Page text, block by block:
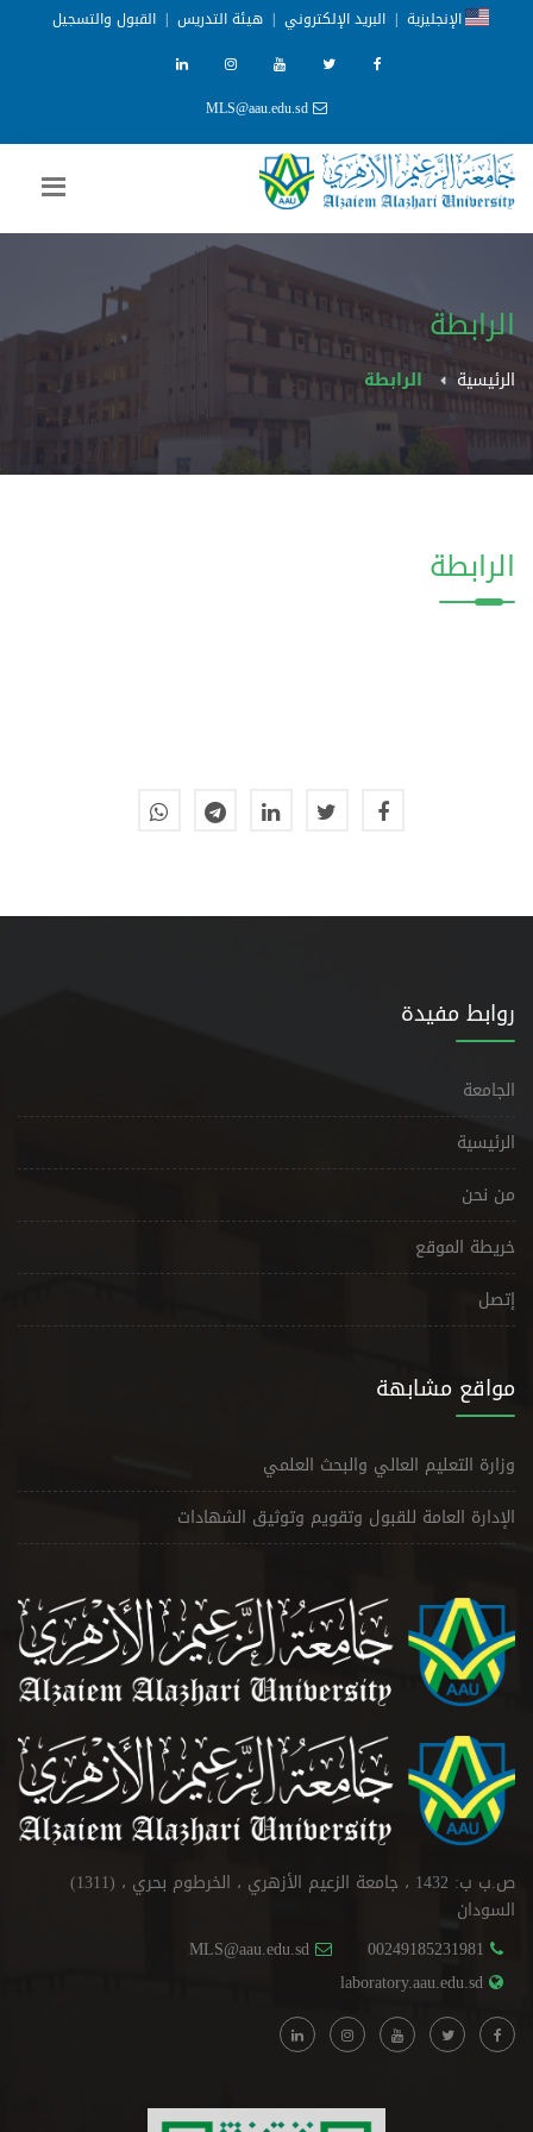
الإنجليزية | البريد الإلكتروني | هيئة التدريس | القبول والتسجيل
MLS@aau.edu.sd
الرابطة
الرئيسية الرابطة
الرابطة
روابط مفيدة
الجامعة
الرئيسية
من نحن
خريطة الموقع
إتصل
مواقع مشابهة
وزارة التعليم العالي والبحث العلمي
الإدارة العامة للقبول وتقويم وتوثيق الشهادات
ص.ب ب: 1432 ، جامعة الزعيم الأزهري ، الخرطوم بحري ، (1311)
السودان
00249185231981
MLS@aau.edu.sd
laboratory.aau.edu.sd